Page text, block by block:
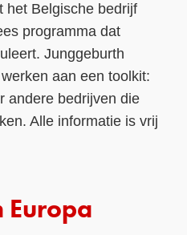
het Belgische bedrijf
programma dat
Junggeburth
aan een toolkit:
andere bedrijven die
Alle informatie is vrij
Europa